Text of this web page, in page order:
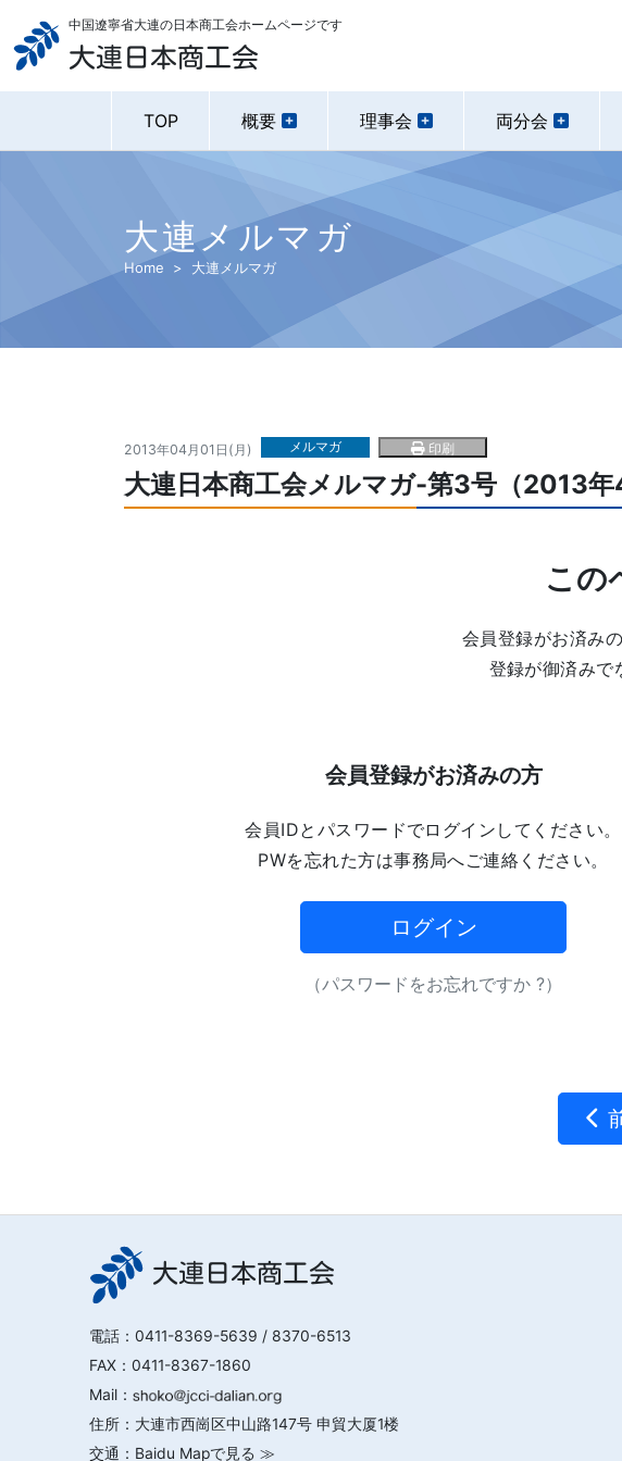
大連日本商工会
中国遼寧省大連の日本商工会ホームページです
TOP 概要 理事会 両分会
大連メルマガ
Home 大連メルマガ
2013年04月01日(月) メルマガ 印刷
大連日本商工会メルマガ-第3号（2013年
この
会員登録がお済み
登録が御済みで
会員登録がお済みの方
会員IDとパスワードでログインしてください。
PWを忘れた方は事務局へご連絡ください。
ログイン
（パスワードをお忘れですか ?）
大連日本商工会
電話： 0411-8369-5639 / 8370-6513
FAX：0411-8367-1860
Mail：
住所：大連市西崗区中山路147号 申貿大厦1楼
交通： Baidu Mapで見る ≫